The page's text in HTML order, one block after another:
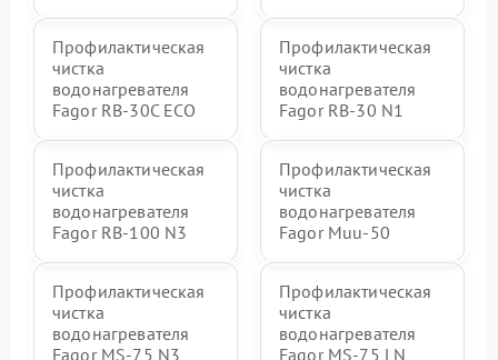
Профилактическая
чистка
водонагревателя
Fagor RB-30C ECO
Профилактическая
чистка
водонагревателя
Fagor RB-30 N1
Профилактическая
чистка
водонагревателя
Fagor RB-100 N3
Профилактическая
чистка
водонагревателя
Fagor Muu-50
Профилактическая
чистка
водонагревателя
Fagor MS-75 N3
Профилактическая
чистка
водонагревателя
Fagor MS-75 LN